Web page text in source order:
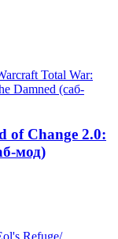
of Change 2.0:
мод)